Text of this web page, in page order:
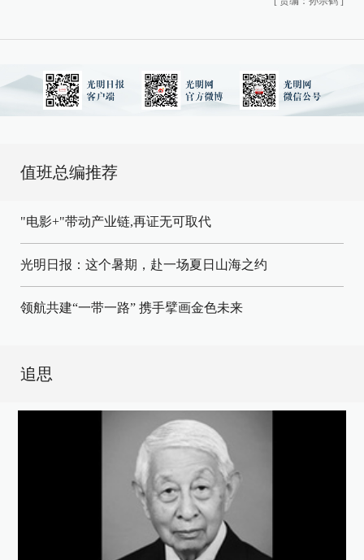
值班总编推荐
"电影+"带动产业链,再证无可取代
光明日报：这个暑期，赴一场夏日山海之约
领航共建“一带一路” 携手擘画金色未来
追思